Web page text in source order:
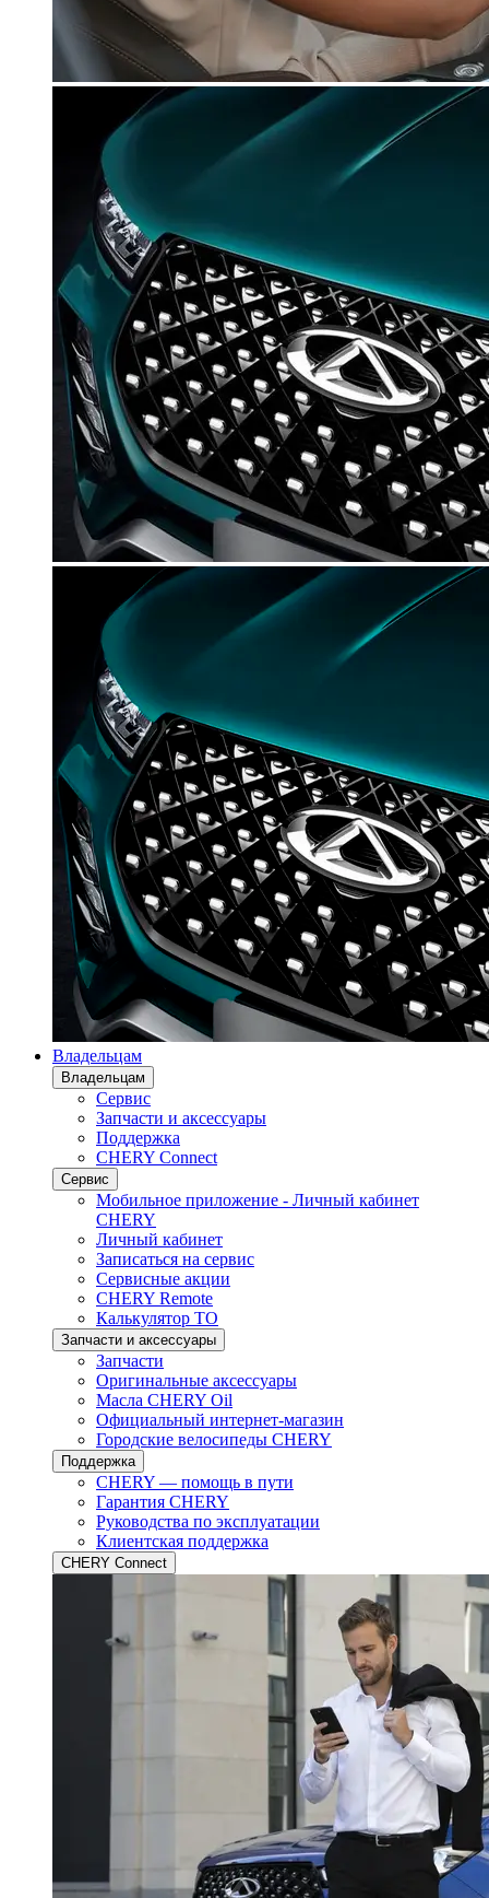
Владельцам
Владельцам
Сервис
Запчасти и аксессуары
Поддержка
CHERY Connect
Сервис
Мобильное приложение - Личный кабинет
CHERY
Личный кабинет
Записаться на сервис
Сервисные акции
CHERY Remote
Калькулятор ТО
Запчасти и аксессуары
Запчасти
Оригинальные аксессуары
Масла CHERY Oil
Официальный интернет-магазин
Городские велосипеды CHERY
Поддержка
CHERY — помощь в пути
Гарантия CHERY
Руководства по эксплуатации
Клиентская поддержка
CHERY Connect